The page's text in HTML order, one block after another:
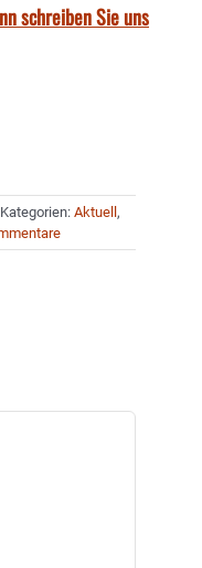
schreiben Sie uns
Kategorien: Aktuell,